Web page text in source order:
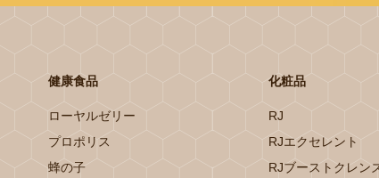
健康食品
ローヤルゼリー
プロポリス
蜂の子
化粧品
RJ
RJエクセレント
RJブーストクレン